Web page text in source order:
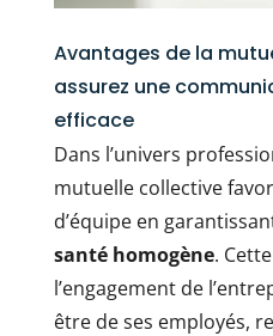
Avantages de la
assurez une
efficace
Dans l’univers
mutuelle collective
d’équipe en
santé homogène.
l’engagement de
être de ses employés,